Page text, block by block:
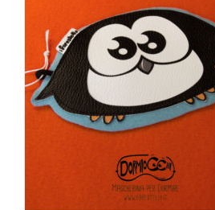
DETTAGLI